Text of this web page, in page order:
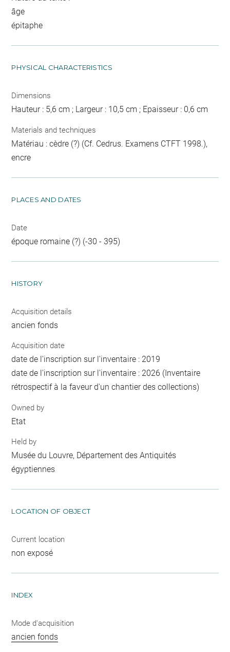
âge
épitaphe
PHYSICAL CHARACTERISTICS
Dimensions
Hauteur : 5,6 cm ; Largeur : 10,5 cm ; Epaisseur : 0,6 cm
Materials and techniques
Matériau : cèdre (?) (Cf. Cedrus. Examens CTFT 1998.),
encre
PLACES AND DATES
Date
époque romaine (?) (-30 - 395)
HISTORY
Acquisition details
ancien fonds
Acquisition date
date de l'inscription sur l'inventaire : 2019
date de l'inscription sur l'inventaire : 2026 (Inventaire
rétrospectif à la faveur d'un chantier des collections)
Owned by
Etat
Held by
Musée du Louvre, Département des Antiquités
égyptiennes
LOCATION OF OBJECT
Current location
non exposé
INDEX
Mode d'acquisition
ancien fonds